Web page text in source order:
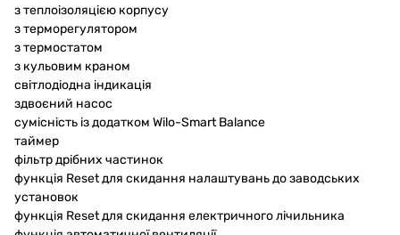
з теплоізоляцією корпусу
з терморегулятором
з термостатом
з кульовим краном
світлодіодна індикація
здвоєний насос
сумісність із додатком Wilo-Smart Balance
таймер
фільтр дрібних частинок
функція Reset для скидання налаштувань до заводських
установок
функція Reset для скидання електричного лічильника